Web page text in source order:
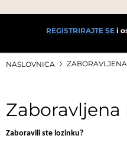
REGISTRIRAJTE SEi
NASLOVNICA
Zaboravljena
Zaboravili ste lozinku?